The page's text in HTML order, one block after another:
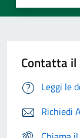
Contatta il
Leggi le
Richiedi